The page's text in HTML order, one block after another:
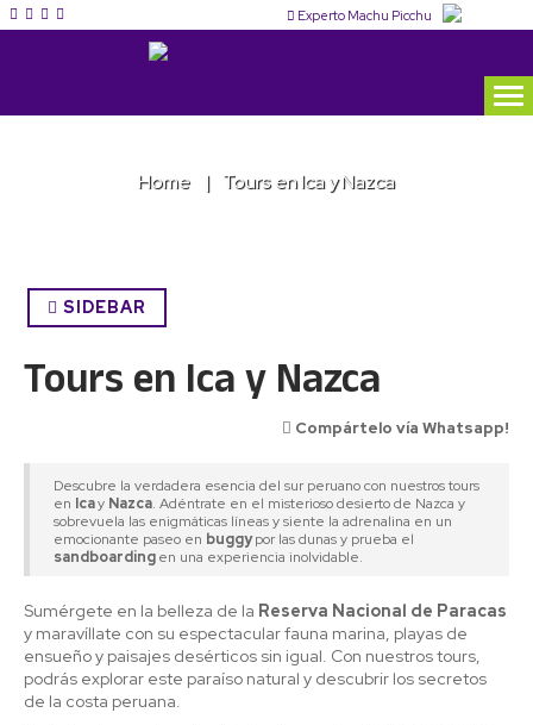
Experto Machu Picchu
Home Tours en Ica y Nazca
SIDEBAR
Tours en Ica y Nazca
Compártelo vía Whatsapp!
Descubre la verdadera esencia del sur peruano con nuestros tours
en Icay Nazca. Adéntrate en el misterioso desierto de Nazca y
sobrevuela las enigmáticas líneas y siente la adrenalina en un
emocionante paseo en buggypor las dunas y prueba el
sandboardingen una experiencia inolvidable.
Sumérgete en la belleza de la Reserva Nacional de Paracas
y maravíllate con su espectacular fauna marina, playas de
ensueño y paisajes desérticos sin igual. Con nuestros tours,
podrás explorar este paraíso natural y descubrir los secretos
de la costa peruana.